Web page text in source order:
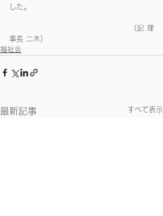
した｡
(記 理
事長 二木)
福祉会
最新記事 すべて表示